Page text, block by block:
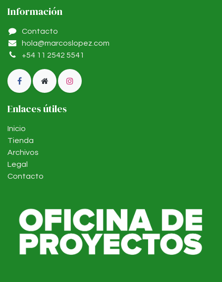
Información
Contacto
hola@marcoslopez.com
+54 11 2542 5541
Enlaces útiles
Inicio
Tienda
Archivos
Legal
Contacto